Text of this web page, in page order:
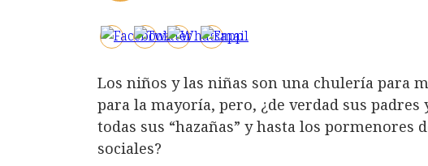
Los niños y las niñas son una chulería para
para la mayoría, pero, ¿de verdad sus
todas sus “hazañas” y hasta los pormenores
sociales?